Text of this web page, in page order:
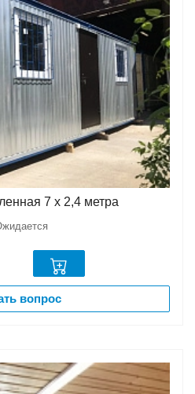
7 х 2,4 метра
вопрос